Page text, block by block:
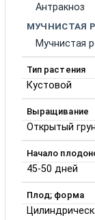
Антракноз
МУЧНИСТАЯ
Мучнистая
Тип растения
Кустовой
Выращивание
Открытый
Начало
45-50 дней
Плод; форма